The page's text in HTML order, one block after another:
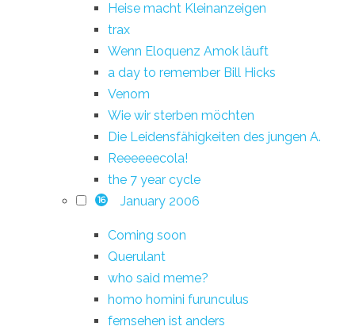
Heise macht Kleinanzeigen
trax
Wenn Eloquenz Amok läuft
a day to remember Bill Hicks
Venom
Wie wir sterben möchten
Die Leidensfähigkeiten des jungen A.
Reeeeeecola!
the 7 year cycle
16 January 2006
Coming soon
Querulant
who said meme?
homo homini furunculus
fernsehen ist anders